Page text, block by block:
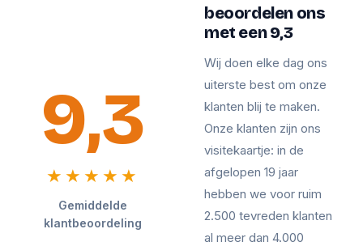
9,3
★★★★★
Gemiddelde
klantbeoordeling
beoordelen ons
met een 9,3
Wij doen elke dag ons
uiterste best om onze
klanten blij te maken.
Onze klanten zijn ons
visitekaartje: in de
afgelopen 19 jaar
hebben we voor ruim
2.500 tevreden klanten
al meer dan 4.000